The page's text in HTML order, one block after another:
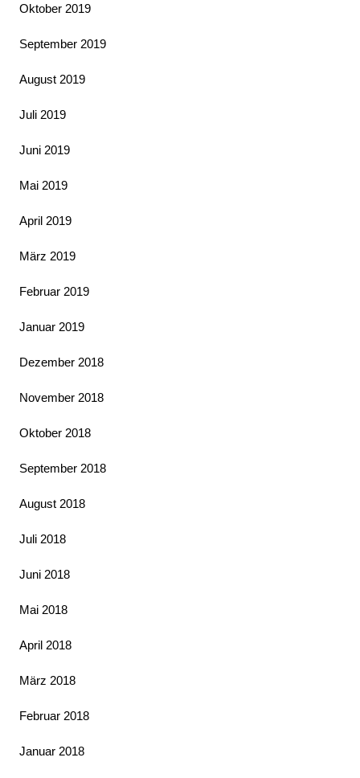
Oktober 2019
September 2019
August 2019
Juli 2019
Juni 2019
Mai 2019
April 2019
März 2019
Februar 2019
Januar 2019
Dezember 2018
November 2018
Oktober 2018
September 2018
August 2018
Juli 2018
Juni 2018
Mai 2018
April 2018
März 2018
Februar 2018
Januar 2018